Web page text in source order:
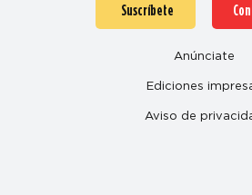
Suscríbete
Anúnciate
Ediciones
Aviso de